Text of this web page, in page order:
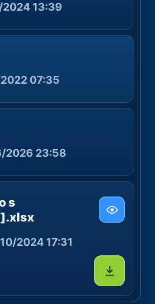
13:39
07:35
2026 23:58
s
2024 17:31